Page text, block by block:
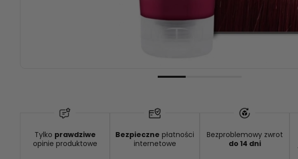
Tylko prawdziwe
opinie produktowe
Bezpieczne płatności
internetowe
Bezproblemowy zwrot
do 14 dni